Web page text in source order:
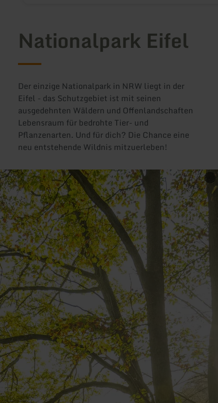
Nationalpark Eifel
Der einzige Nationalpark in NRW liegt in der
Eifel - das Schutzgebiet ist mit seinen
ausgedehnten Wäldern und Offenlandschaften
Lebensraum für bedrohte Tier- und
Pflanzenarten. Und für dich? Die Chance eine
neu entstehende Wildnis mitzuerleben!